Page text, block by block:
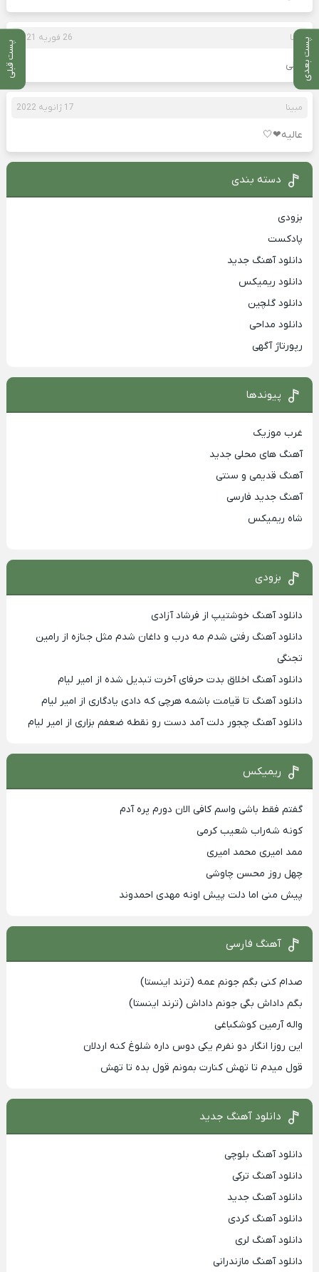
پست بعدی پست قبلی
رضا 26 فوریه 2021
عالی
مبینا 17 ژانویه 2022
عالیه❤🤍
دسته بندی
بزودی
پادکست
دانلود آهنگ جدید
دانلود ریمیکس
دانلود گلچین
دانلود مداحی
رپورتاژ آگهی
پیوندها
غرب موزیک
آهنگ های محلی جدید
آهنگ قدیمی و سنتی
آهنگ جدید فارسی
شاه ریمیکس
بزودی
دانلود آهنگ خوشتیپ از فرشاد آزادی
دانلود آهنگ رفتی شدم مه درب و داغان شدم مثل جنازه از رامین
تجنگی
دانلود آهنگ اخلاق بدت حرفای آخرت تبدیل شده از امیر لیام
دانلود آهنگ تا قیامت باشمه هرچی که دادی یادگاری از امیر لیام
دانلود آهنگ چجور دلت آمد دست رو نقطه ضعفم بزاری از امیر لیام
ریمیکس
گفتم فقط باشی واسم کافی الان دورم پره آدم
کونه شه‌راب شعیب کرمی
ممد امیری محمد امیری
چهل روز محسن چاوشی
پیش منی اما دلت پیش اونه مهدی احمدوند
آهنگ فارسی
صدام کنی بگم جونم عمه (ترند اینستا)
بگم داداش بگی جونم داداش (ترند اینستا)
واله آرمین کوشکباغی
این روزا انگار دو نفرم یکی دوس داره شلوغ کنه اردلان
قول میدم تا تهش کنارت بمونم قول بده تا تهش
دانلود آهنگ جدید
دانلود آهنگ بلوچی
دانلود آهنگ ترکی
دانلود آهنگ جدید
دانلود آهنگ کردی
دانلود آهنگ لری
دانلود آهنگ مازندرانی